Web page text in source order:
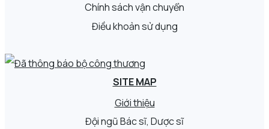
Chính sách vận chuyển
Điều khoản sử dụng
SITE MAP
Giới thiệu
Đội ngũ Bác sĩ, Dược sĩ